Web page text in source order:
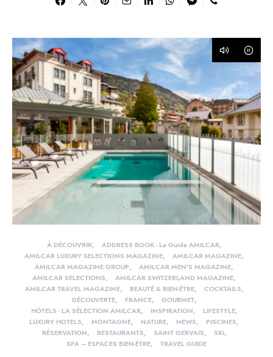
À DÉCOUVRIR
ADDRESS BOOK - Le Guide AMILCAR
AMILCAR LUXURY SELECTIONS MAGAZINE
AMILCAR MAGAZINE
AMILCAR MAGAZINE GROUP
AMILCAR MEN'S MAGAZINE
AMILCAR SELECTIONS
AMILCAR SWITZERLAND MAGAZINE
AMILCAR TRAVEL MAGAZINE
BEAUTÉ & BIEN-ÊTRE
COCKTAILS
DÉCOUVERTE
FRANCE
GOURMET
HÔTELS - LA SÉLECTION AMILCAR
INSPIRATION
LIFESTYLE
LUXURY HOTELS
MONTAGNE NATURE NEWS
PISCINES
RÉSERVATION
RESTAURANTS SAINT GERVAIS
SKI
SPA – ESPACES BIEN-ÊTRE
TRAVEL GUIDE